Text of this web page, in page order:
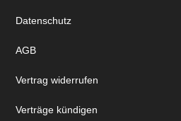
Datenschutz
AGB
Vertrag widerrufen
Verträge kündigen